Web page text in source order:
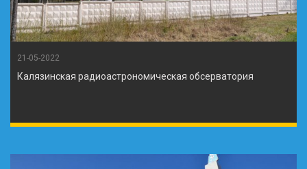
21-05-2022
Калязинская радиоастрономическая обсерватория